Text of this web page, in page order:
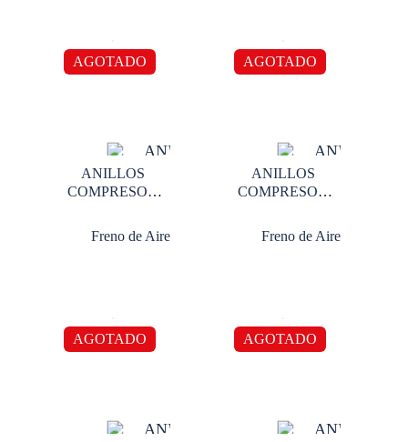
AGOTADO
ANILLOS
COMPRESOR
Freno de Aire
AGOTADO
ANILLOS
COMPRESOR
Freno de Aire
AGOTADO AGOTADO